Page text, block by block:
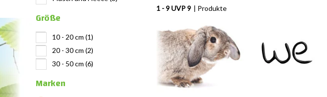
Größe
10 - 20 cm (1)
20 - 30 cm (2)
30 - 50 cm (6)
Marken
1 - 9 UVP 9 | Produkte